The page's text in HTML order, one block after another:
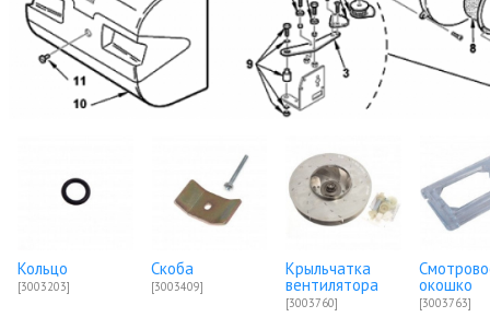
Кольцо
[3003203]
Скоба
[3003409]
Крыльчатка
вентилятора
[3003760]
окошко
[3003763]